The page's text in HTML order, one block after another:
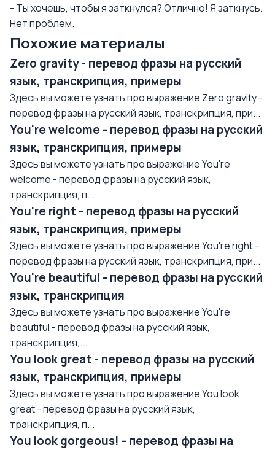
- Ты хочешь, чтобы я заткнулся? Отлично! Я заткнусь.
Нет проблем.
Похожие материалы
Zero gravity - перевод фразы на русский
язык, транскрипция, примеры
Здесь вы можете узнать про выражение Zero gravity -
перевод фразы на русский язык, транскрипция, при...
You're welcome - перевод фразы на русский
язык, транскрипция, примеры
Здесь вы можете узнать про выражение You're
welcome - перевод фразы на русский язык,
транскрипция, п...
You're right - перевод фразы на русский
язык, транскрипция, примеры
Здесь вы можете узнать про выражение You're right -
перевод фразы на русский язык, транскрипция, при...
You're beautiful - перевод фразы на русский
язык, транскрипция
Здесь вы можете узнать про выражение You're
beautiful - перевод фразы на русский язык,
транскрипция,...
You look great - перевод фразы на русский
язык, транскрипция, примеры
Здесь вы можете узнать про выражение You look
great - перевод фразы на русский язык,
транскрипция, п...
You look gorgeous! - перевод фразы на